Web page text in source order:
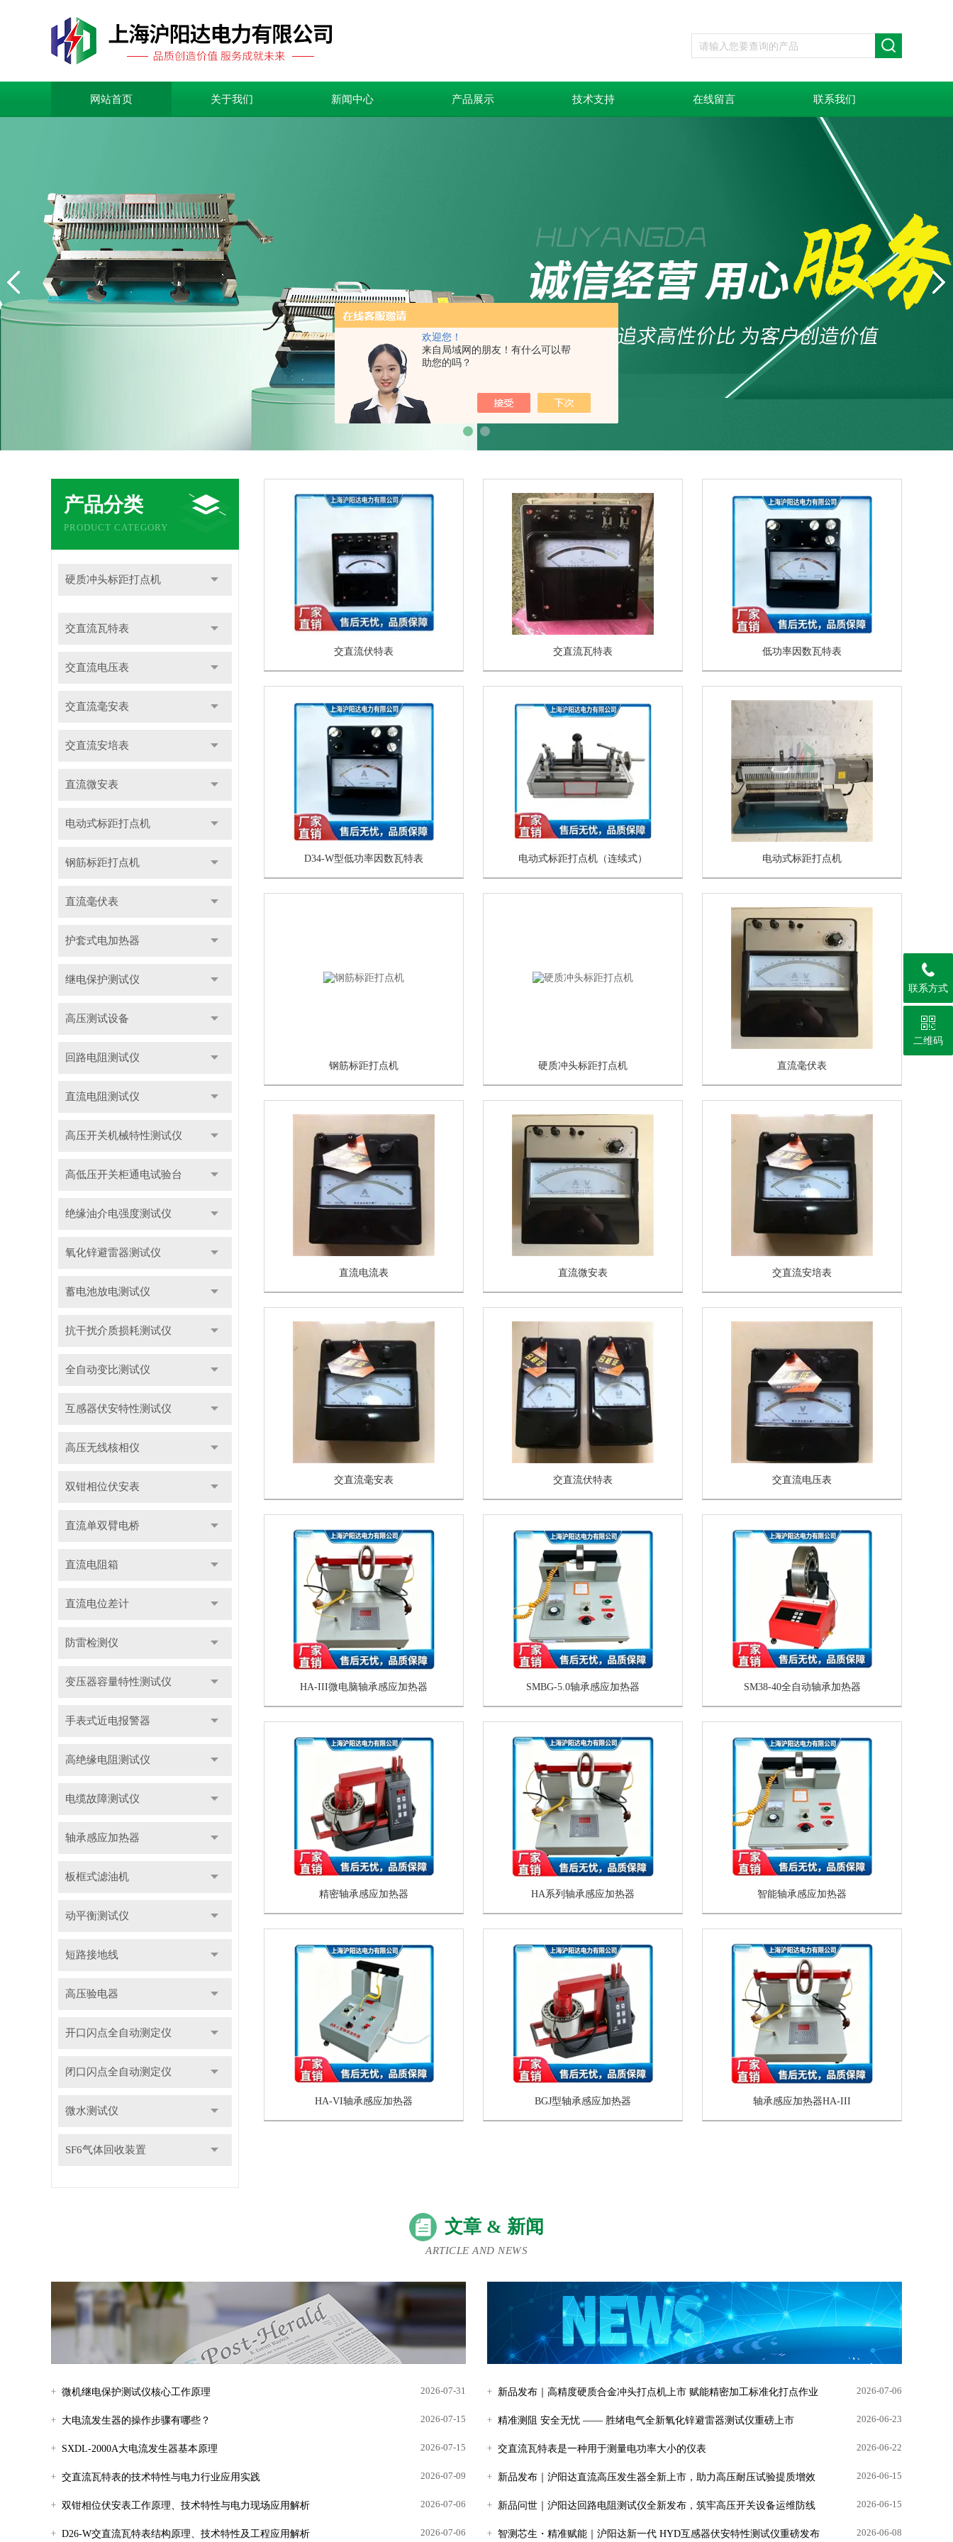
欢迎您！
来自局域网的朋友！有什么可以帮
助您的吗？
网站首页 关于我们 新闻中心 产品展示 技术支持 在线留言 联系我们
产品分类
PRODUCT CATEGORY
硬质冲头标距打点机
交直流瓦特表
交直流电压表
交直流毫安表
交直流安培表
直流微安表
电动式标距打点机
钢筋标距打点机
直流毫伏表
护套式电加热器
继电保护测试仪
高压测试设备
回路电阻测试仪
直流电阻测试仪
高压开关机械特性测试仪
高低压开关柜通电试验台
绝缘油介电强度测试仪
氧化锌避雷器测试仪
蓄电池放电测试仪
抗干扰介质损耗测试仪
全自动变比测试仪
互感器伏安特性测试仪
高压无线核相仪
双钳相位伏安表
直流单双臂电桥
直流电阻箱
直流电位差计
防雷检测仪
变压器容量特性测试仪
手表式近电报警器
高绝缘电阻测试仪
电缆故障测试仪
轴承感应加热器
板框式滤油机
动平衡测试仪
短路接地线
高压验电器
开口闪点全自动测定仪
闭口闪点全自动测定仪
微水测试仪
SF6气体回收装置
交直流伏特表 交直流瓦特表 低功率因数瓦特表
D34-W型低功率因数瓦特表 电动式标距打点机（连续式） 电动式标距打点机
钢筋标距打点机 硬质冲头标距打点机 直流毫伏表
直流电流表 直流微安表 交直流安培表
交直流毫安表 交直流伏特表 交直流电压表
HA-III微电脑轴承感应加热器 SMBG-5.0轴承感应加热器 SM38-40全自动轴承加热器
精密轴承感应加热器 HA系列轴承感应加热器 智能轴承感应加热器
HA-VI轴承感应加热器 BGJ型轴承感应加热器 轴承感应加热器HA-III
文章 & 新闻
ARTICLE AND NEWS
2026-07-31
微机继电保护测试仪核心工作原理
2026-07-15
大电流发生器的操作步骤有哪些？
2026-07-15
SXDL-2000A大电流发生器基本原理
2026-07-09
交直流瓦特表的技术特性与电力行业应用实践
2026-07-06
双钳相位伏安表工作原理、技术特性与电力现场应用解析
2026-07-06
D26-W交直流瓦特表结构原理、技术特性及工程应用解析
2026-07-06
新品发布｜高精度硬质合金冲头打点机上市 赋能精密加工标准化打点作业
2026-06-23
精准测阻 安全无忧 —— 胜绪电气全新氧化锌避雷器测试仪重磅上市
2026-06-22
交直流瓦特表是一种用于测量电功率大小的仪表
2026-06-15
新品发布｜沪阳达直流高压发生器全新上市，助力高压耐压试验提质增效
2026-06-15
新品问世｜沪阳达回路电阻测试仪全新发布，筑牢高压开关设备运维防线
2026-06-08
智测芯生・精准赋能｜沪阳达新一代 HYD互感器伏安特性测试仪重磅发布
联系方式
二维码